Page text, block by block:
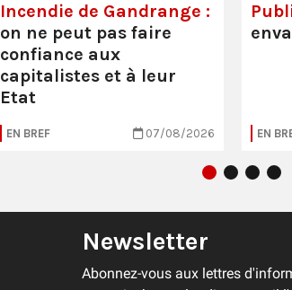
Incendie de Gandrange :
on ne peut pas faire
confiance aux
capitalistes et à leur
Etat
EN BREF 07/08/2026 EN
Newsletter
Abonnez-vous aux lettres